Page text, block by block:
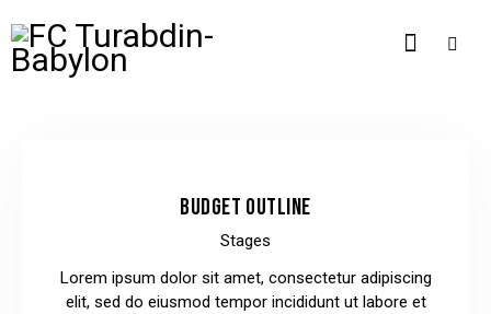
BUDGET OUTLINE
Stages
Lorem ipsum dolor sit amet, consectetur adipiscing
elit, sed do eiusmod tempor incididunt ut labore et